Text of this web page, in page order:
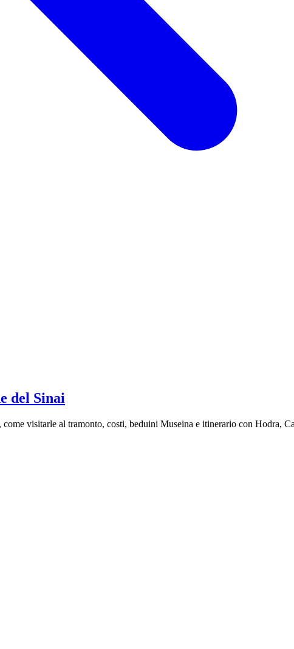
del Sinai
visitarle al tramonto, costi, beduini Museina e itinerario con Hodra,